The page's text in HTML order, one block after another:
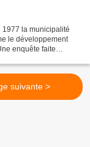
1977 la municipalité
le développement
enquête faite
suivante >